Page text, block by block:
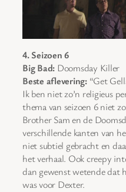
4. Seizoen 6
Big Bad: Doomsday Killer
Beste aflevering:“Get
Ik ben niet zo’n religieus
thema van seizoen 6 niet
Brother Sam en de
verschillende kanten van
niet subtiel gebracht en
het verhaal. Ook creepy
dan gewenst wetende dat
was voor Dexter.